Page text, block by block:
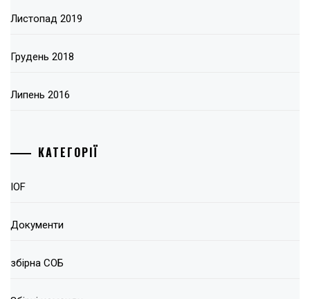
Листопад 2019
Грудень 2018
Липень 2016
КАТЕГОРІЇ
IOF
Документи
збірна СОБ